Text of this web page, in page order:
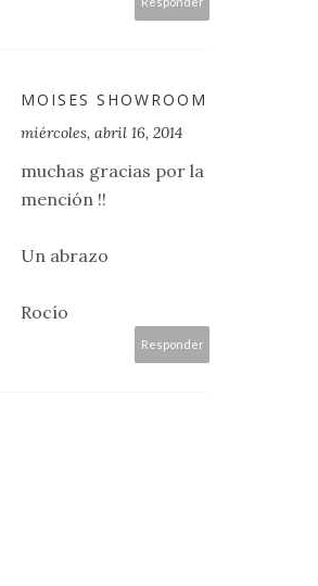
MOISES SHOWROOM
miércoles, abril 16, 2014
muchas gracias por la
mención !!
Un abrazo
Rocío
Responder